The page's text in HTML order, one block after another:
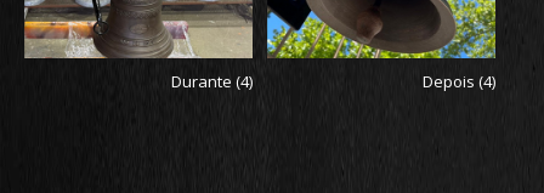
Durante (4) Depois (4)